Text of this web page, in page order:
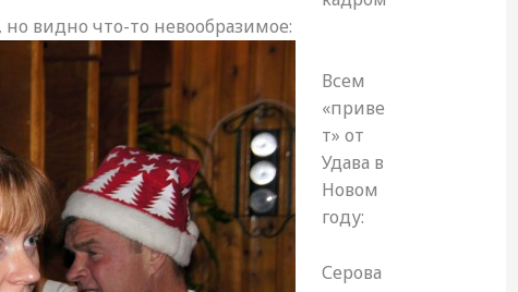
видно что-то невообразимое:
Всем
«приве
т» от
Удава в
Новом
году:
Серова